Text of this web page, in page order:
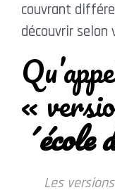
couvrant
découvrir selon
«
Les